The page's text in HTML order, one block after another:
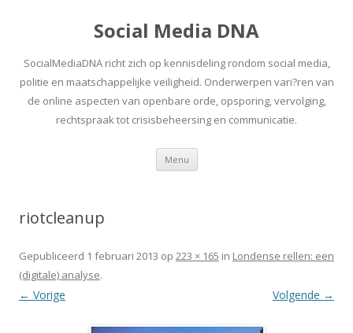
Social Media DNA
SocialMediaDNA richt zich op kennisdeling rondom social media,
politie en maatschappelijke veiligheid. Onderwerpen vari?ren van
de online aspecten van openbare orde, opsporing, vervolging,
rechtspraak tot crisisbeheersing en communicatie.
Menu Spring
inhoud
riotcleanup
Gepubliceerd 1 februari 2013 op 223 × 165 in Londense rellen: een
(digitale) analyse.
← Vorige Volgende →